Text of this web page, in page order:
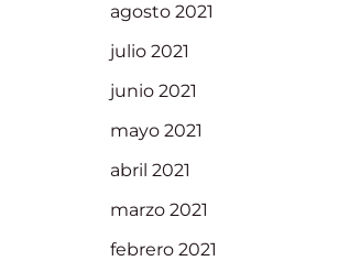
agosto 2021
julio 2021
junio 2021
mayo 2021
abril 2021
marzo 2021
febrero 2021